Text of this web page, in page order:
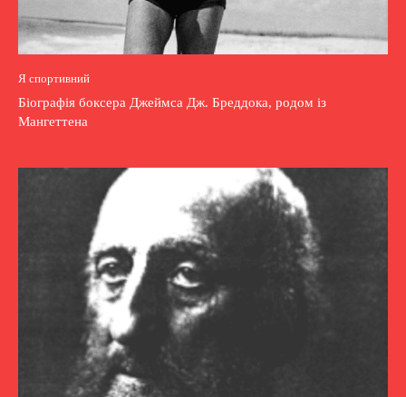
Я спортивний
Біографія боксера Джеймса Дж. Бреддока, родом із
Мангеттена